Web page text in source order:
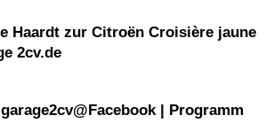
garage2cv@Facebook|
Programm